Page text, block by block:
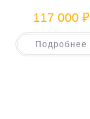
117 000 ₽
Подробнее